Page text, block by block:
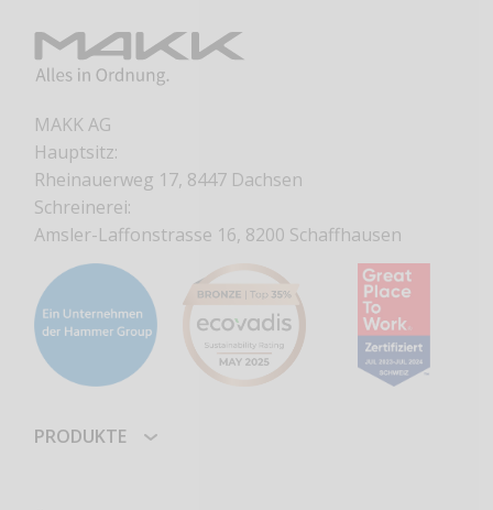
MAKK AG
Hauptsitz:
Rheinauerweg 17, 8447 Dachsen
Schreinerei:
Amsler-Laffonstrasse 16, 8200 Schaffhausen
PRODUKTE